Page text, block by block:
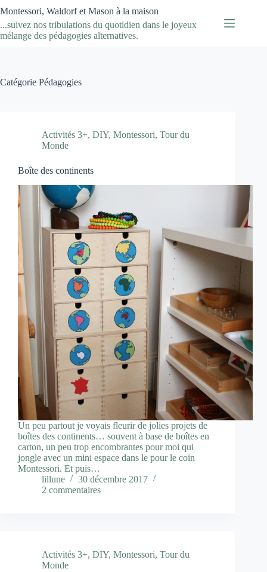
au
contenu
Montessori, Waldorf et Mason à la maison
...suivez nos tribulations du quotidien dans le joyeux
mélange des pédagogies alternatives.
Catégorie Pédagogies
Activités 3+, DIY, Montessori, Tour du
Monde
Boîte des continents
Un peu partout je voyais fleurir de jolies projets de
boîtes des continents… souvent à base de boîtes en
carton, un peu trop encombrantes pour moi qui
jongle avec un mini espace dans le pour le coin
Montessori. Et puis…
lillune
30 décembre 2017
2 commentaires
Activités 3+, DIY, Montessori, Tour du
Monde